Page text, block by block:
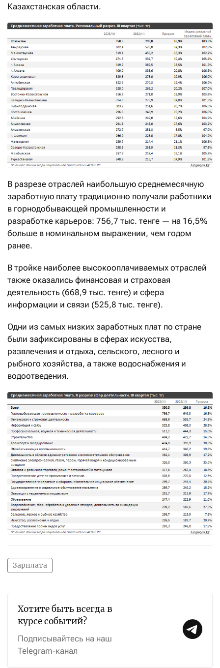
Казахстанская области.
В разрезе отраслей наибольшую среднемесячную
заработную плату традиционно получали работники
в горнодобывающей промышленности и
разработке карьеров: 756,7 тыс. тенге — на 16,5%
больше в номинальном выражении, чем годом
ранее.
В тройке наиболее высокооплачиваемых отраслей
также оказались финансовая и страховая
деятельность (668,9 тыс. тенге) и сфера
информации и связи (525,8 тыс. тенге).
Одни из самых низких заработных плат по стране
были зафиксированы в сферах искусства,
развлечения и отдыха, сельского, лесного и
рыбного хозяйства, а также водоснабжения и
водоотведения.
Зарплата
Хотите быть всегда в
курсе событий?
Подписывайтесь на наш
Telegram-канал